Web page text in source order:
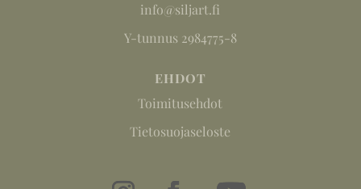
info@siljart.fi
Y-tunnus 2984775-8
EHDOT
Toimitusehdot
Tietosuojaseloste